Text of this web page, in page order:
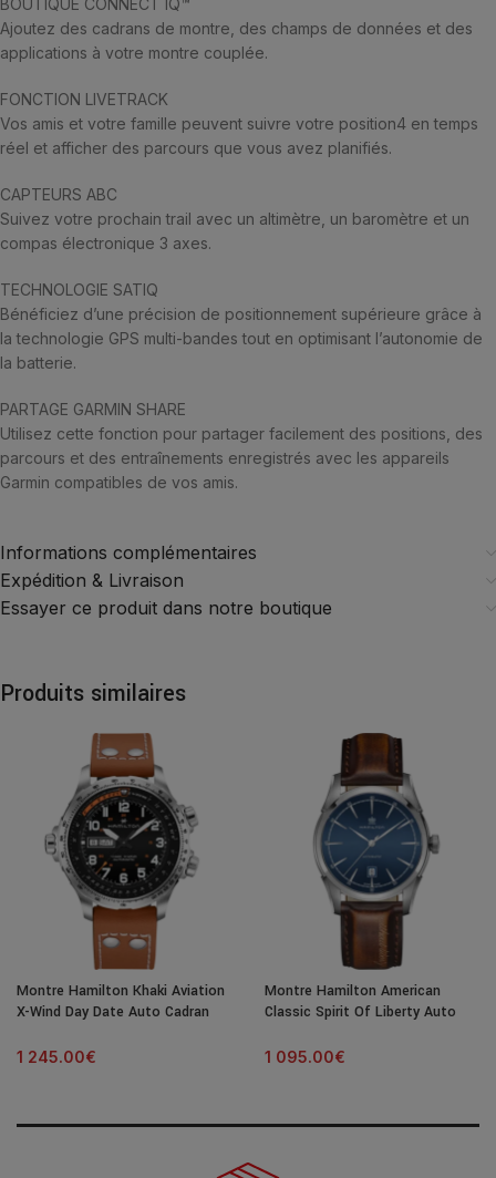
BOUTIQUE CONNECT IQ™
Ajoutez des cadrans de montre, des champs de données et des
applications à votre montre couplée.
FONCTION LIVETRACK
Vos amis et votre famille peuvent suivre votre position4 en temps
réel et afficher des parcours que vous avez planifiés.
CAPTEURS ABC
Suivez votre prochain trail avec un altimètre, un baromètre et un
compas électronique 3 axes.
TECHNOLOGIE SATIQ
Bénéficiez d’une précision de positionnement supérieure grâce à
la technologie GPS multi-bandes tout en optimisant l’autonomie de
la batterie.
PARTAGE GARMIN SHARE
Utilisez cette fonction pour partager facilement des positions, des
parcours et des entraînements enregistrés avec les appareils
Garmin compatibles de vos amis.
Informations complémentaires
Expédition & Livraison
Essayer ce produit dans notre boutique
Produits similaires
Montre Hamilton Khaki Aviation
X-Wind Day Date Auto Cadran
1 245.00€
Montre Hamilton American
Classic Spirit Of Liberty Auto
1 095.00€